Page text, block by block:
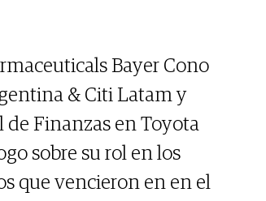
Bayer Cono
& Citi Latam y
de Finanzas en Toyota
sobre su rol en los
que vencieron en en el